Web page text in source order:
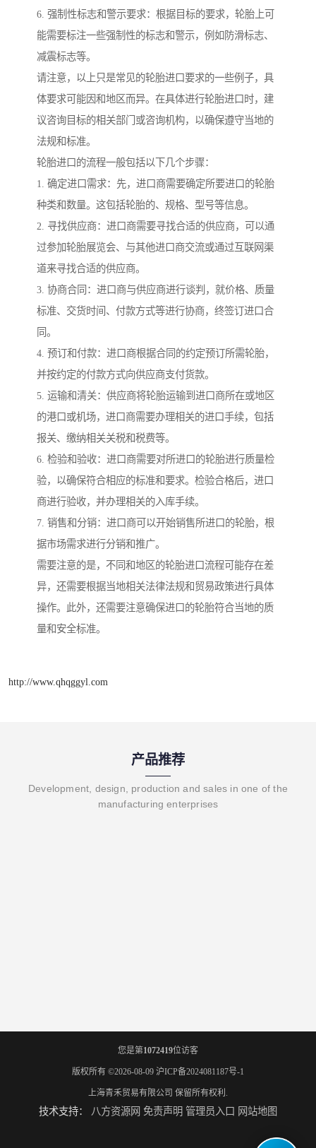
6. 强制性标志和警示要求：根据目标的要求，轮胎上可
能需要标注一些强制性的标志和警示，例如防滑标志、
减震标志等。
请注意，以上只是常见的轮胎进口要求的一些例子，具
体要求可能因和地区而异。在具体进行轮胎进口时，建
议咨询目标的相关部门或咨询机构，以确保遵守当地的
法规和标准。
轮胎进口的流程一般包括以下几个步骤：
1. 确定进口需求：先，进口商需要确定所要进口的轮胎
种类和数量。这包括轮胎的、规格、型号等信息。
2. 寻找供应商：进口商需要寻找合适的供应商，可以通
过参加轮胎展览会、与其他进口商交流或通过互联网渠
道来寻找合适的供应商。
3. 协商合同：进口商与供应商进行谈判，就价格、质量
标准、交货时间、付款方式等进行协商，终签订进口合
同。
4. 预订和付款：进口商根据合同的约定预订所需轮胎，
并按约定的付款方式向供应商支付货款。
5. 运输和清关：供应商将轮胎运输到进口商所在或地区
的港口或机场，进口商需要办理相关的进口手续，包括
报关、缴纳相关关税和税费等。
6. 检验和验收：进口商需要对所进口的轮胎进行质量检
验，以确保符合相应的标准和要求。检验合格后，进口
商进行验收，并办理相关的入库手续。
7. 销售和分销：进口商可以开始销售所进口的轮胎，根
据市场需求进行分销和推广。
需要注意的是，不同和地区的轮胎进口流程可能存在差
异，还需要根据当地相关法律法规和贸易政策进行具体
操作。此外，还需要注意确保进口的轮胎符合当地的质
量和安全标准。
http://www.qhqggyl.com
产品推荐
Development, design, production and sales in one of the
manufacturing enterprises
您是第1072419位访客
版权所有 ©2026-08-09 沪ICP备2024081187号-1
上海青禾贸易有限公司 保留所有权利.
技术支持： 八方资源网 免责声明 管理员入口 网站地图